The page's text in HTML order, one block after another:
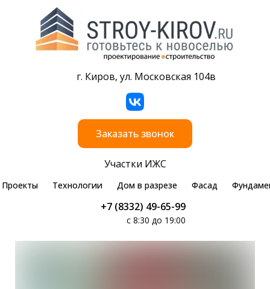
г. Киров, ул. Московская 104в
Заказать звонок
Участки ИЖС
Проекты Технологии Дом в разрезе Фасад
+7 (8332) 49-65-99
с 8:30 до 19:00